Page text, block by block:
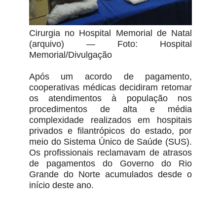
Cirurgia no Hospital Memorial de Natal
(arquivo) — Foto: Hospital
Memorial/Divulgação
Após um acordo de pagamento,
cooperativas médicas decidiram retomar
os atendimentos à população nos
procedimentos de alta e média
complexidade realizados em hospitais
privados e filantrópicos do estado, por
meio do Sistema Único de Saúde (SUS).
Os profissionais reclamavam de atrasos
de pagamentos do Governo do Rio
Grande do Norte acumulados desde o
início deste ano.